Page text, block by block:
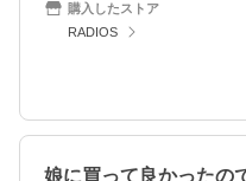
購入したストア
RADIOS